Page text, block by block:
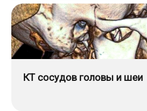
КТ сосудов головы и шеи